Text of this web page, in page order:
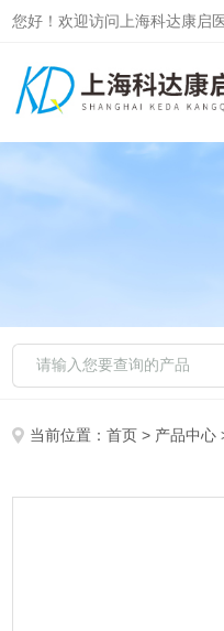
您好！欢迎访问上海科达康启
当前位置：首页 > 产品中心